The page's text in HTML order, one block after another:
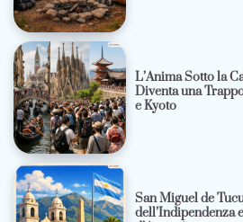
L’Anima Sotto la
Diventa una
e Kyoto
San Miguel de
dell’Indipendenza